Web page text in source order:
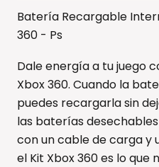
Batería Recargable
360 - Ps
Dale energía a tu juego
Xbox 360. Cuando la
puedes recargarla sin
las baterías
con un cable de carga
el Kit Xbox 360 es lo